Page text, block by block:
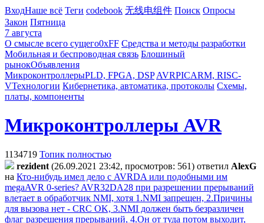
ВходНаше всё Теги codebook 无线电组件 Поиск Опросы
Закон Пятница
7 августа
О смысле всего сущего0xFF Средства и методы разработки
Мобильная и беспроводная связь Блошиный
рынокОбъявления
МикроконтроллерыPLD, FPGA, DSP AVRPICARM, RISC-
VТехнологии Кибернетика, автоматика, протоколы Схемы,
платы, компоненты
Микроконтроллеры AVR
1134719 Топик полностью
rezident (26.09.2021 23:42, просмотров: 561) ответил AlexG
на Кто-нибудь имел дело с AVRDA или подобными им
megaAVR 0-series? AVR32DA28 при разрешении прерываний
влетает в обработчик NMI, хотя 1.NMI запрещен, 2.Причины
для вызова нет - CRC OK, 3.NMI должен быть безразличен
флаг разрешения прерываний, 4.Он от туда потом выходит,